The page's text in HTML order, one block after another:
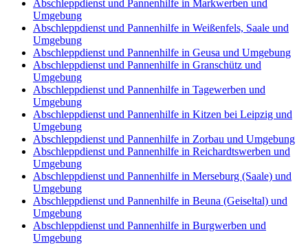
Abschleppdienst und Pannenhilfe in Markwerben und
Umgebung
Abschleppdienst und Pannenhilfe in Weißenfels, Saale und
Umgebung
Abschleppdienst und Pannenhilfe in Geusa und Umgebung
Abschleppdienst und Pannenhilfe in Granschütz und
Umgebung
Abschleppdienst und Pannenhilfe in Tagewerben und
Umgebung
Abschleppdienst und Pannenhilfe in Kitzen bei Leipzig und
Umgebung
Abschleppdienst und Pannenhilfe in Zorbau und Umgebung
Abschleppdienst und Pannenhilfe in Reichardtswerben und
Umgebung
Abschleppdienst und Pannenhilfe in Merseburg (Saale) und
Umgebung
Abschleppdienst und Pannenhilfe in Beuna (Geiseltal) und
Umgebung
Abschleppdienst und Pannenhilfe in Burgwerben und
Umgebung